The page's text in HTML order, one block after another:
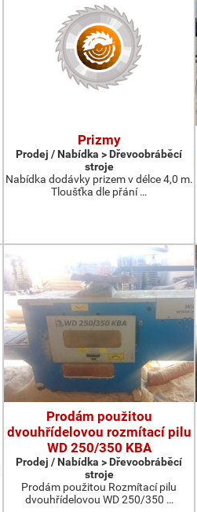
Prizmy
Prodej / Nabídka > Dřevoobráběcí
stroje
Nabídka dodávky prizem v délce 4,0 m.
Tloušťka dle přání …
Prodám použitou
dvouhřídelovou rozmítací pilu
WD 250/350 KBA
Prodej / Nabídka > Dřevoobráběcí
stroje
Prodám použitou Rozmítací pilu
dvouhřídelovou WD 250/350 …